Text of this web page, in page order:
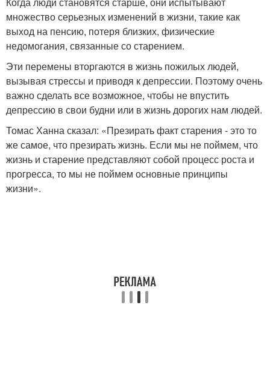
множество серьезных изменений в жизни, такие как
выход на пенсию, потеря близких, физические
недомогания, связанные со старением.
Эти перемены вторгаются в жизнь пожилых людей,
вызывая стрессы и приводя к депрессии. Поэтому очень
важно сделать все возможное, чтобы не впустить
депрессию в свои будни или в жизнь дорогих нам людей.
Томас Ханна сказал: «Презирать факт старения - это то
же самое, что презирать жизнь. Если мы не поймем, что
жизнь и старение представляют собой процесс роста и
прогресса, то мы не поймем основные принципы
жизни».